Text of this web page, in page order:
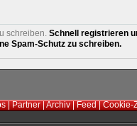
schreiben. Schnell registrieren
Spam-Schutz zu schreiben.
|Partner|Archiv|Feed|Cookie-